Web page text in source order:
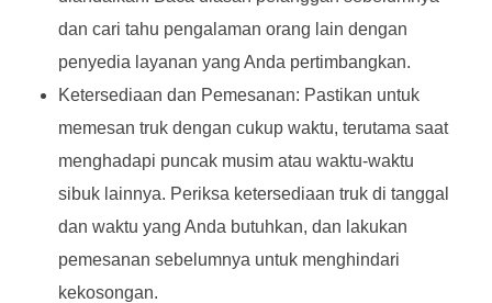
dan cari tahu pengalaman orang lain dengan
penyedia layanan yang Anda pertimbangkan.
Ketersediaan dan Pemesanan: Pastikan untuk
memesan truk dengan cukup waktu, terutama saat
menghadapi puncak musim atau waktu-waktu
sibuk lainnya. Periksa ketersediaan truk di tanggal
dan waktu yang Anda butuhkan, dan lakukan
pemesanan sebelumnya untuk menghindari
kekosongan.